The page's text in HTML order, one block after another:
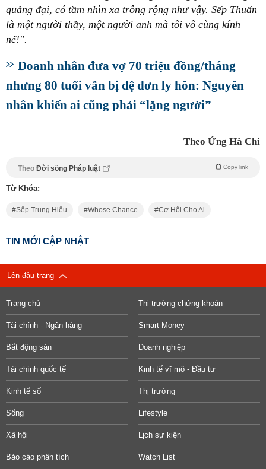
quảng đại, có tầm nhìn xa trông rộng như vậy. Sếp Thuấn
là một người thầy, một người anh mà tôi vô cùng kính
nể!".
Doanh nhân đưa vợ 70 triệu đồng/tháng
nhưng 80 tuổi vẫn bị đệ đơn ly hôn: Nguyên
nhân khiến ai cũng phải “lặng người”
Theo Ứng Hà Chi
Theo Đời sống Pháp luật Copy link
Từ Khóa:
Sếp Trung Hiếu Whose Chance Cơ Hội Cho Ai
TIN MỚI CẬP NHẬT
Lên đầu trang
Trang chủ Thị trường chứng khoán
Tài chính - Ngân hàng Smart Money
Bất động sản Doanh nghiệp
Tài chính quốc tế Kinh tế vĩ mô - Đầu tư
Kinh tế số Thị trường
Sống Lifestyle
Xã hội Lịch sự kiện
Báo cáo phân tích Watch List